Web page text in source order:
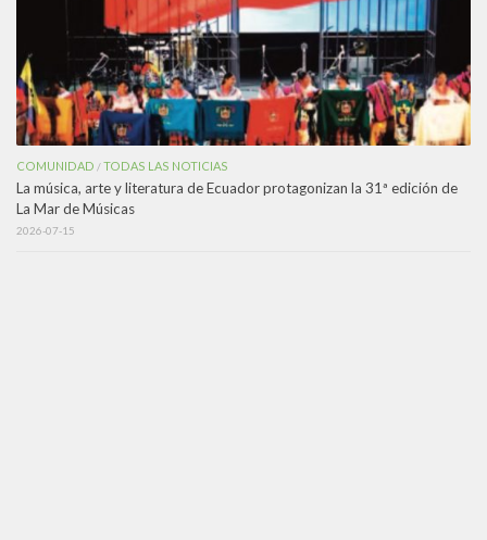
COMUNIDAD /TODAS LAS NOTICIAS
La música, arte y literatura de Ecuador protagonizan la 31ª edición de
La Mar de Músicas
2026-07-15